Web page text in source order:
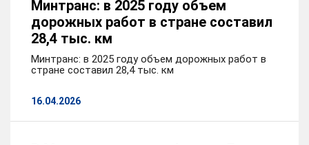
Минтранс: в 2025 году объем
дорожных работ в стране составил
28,4 тыс. км
Минтранс: в 2025 году объем дорожных работ в
стране составил 28,4 тыс. км
16.04.2026